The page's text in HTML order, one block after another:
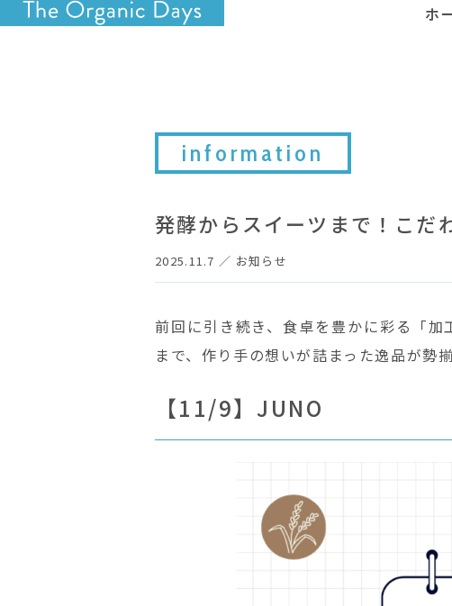
ホ
information
発酵からスイーツまで！こだ
2025.11.7 ／ お知らせ
前回に引き続き、食卓を豊かに彩る「
まで、作り手の想いが詰まった逸品が勢
【11/9】JUNO